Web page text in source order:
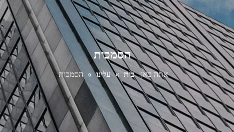
הסמכות
אתה כאן: בית » עלינו » הסמכות